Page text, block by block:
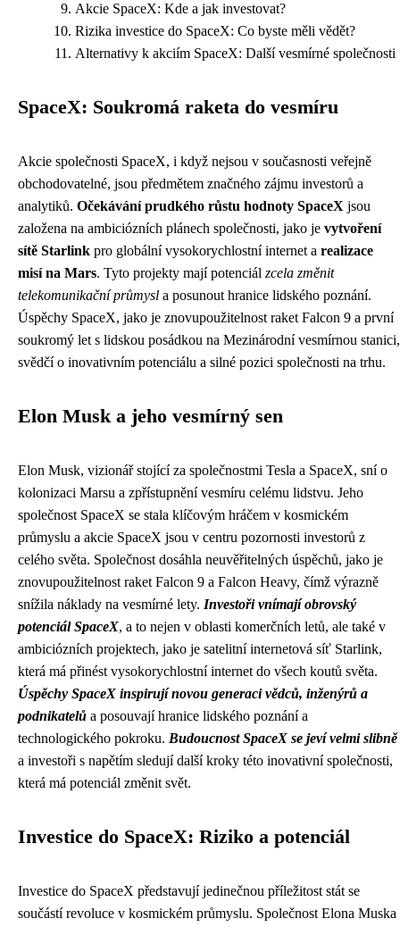
Akcie SpaceX: Kde a jak investovat?
Rizika investice do SpaceX: Co byste měli vědět?
Alternativy k akciím SpaceX: Další vesmírné společnosti
SpaceX: Soukromá raketa do vesmíru
Akcie společnosti SpaceX, i když nejsou v současnosti veřejně
obchodovatelné, jsou předmětem značného zájmu investorů a
analytiků. Očekávání prudkého růstu hodnoty SpaceX jsou
založena na ambiciózních plánech společnosti, jako je vytvoření
sítě Starlink pro globální vysokorychlostní internet a realizace
misí na Mars. Tyto projekty mají potenciál zcela změnit
telekomunikační průmysl a posunout hranice lidského poznání.
Úspěchy SpaceX, jako je znovupoužitelnost raket Falcon 9 a první
soukromý let s lidskou posádkou na Mezinárodní vesmírnou stanici,
svědčí o inovativním potenciálu a silné pozici společnosti na trhu.
Elon Musk a jeho vesmírný sen
Elon Musk, vizionář stojící za společnostmi Tesla a SpaceX, sní o
kolonizaci Marsu a zpřístupnění vesmíru celému lidstvu. Jeho
společnost SpaceX se stala klíčovým hráčem v kosmickém
průmyslu a akcie SpaceX jsou v centru pozornosti investorů z
celého světa. Společnost dosáhla neuvěřitelných úspěchů, jako je
znovupoužitelnost raket Falcon 9 a Falcon Heavy, čímž výrazně
snížila náklady na vesmírné lety. Investoři vnímají obrovský
potenciál SpaceX, a to nejen v oblasti komerčních letů, ale také v
ambiciózních projektech, jako je satelitní internetová síť Starlink,
která má přinést vysokorychlostní internet do všech koutů světa.
Úspěchy SpaceX inspirují novou generaci vědců, inženýrů a
podnikatelů a posouvají hranice lidského poznání a
technologického pokroku. Budoucnost SpaceX se jeví velmi slibně
a investoři s napětím sledují další kroky této inovativní společnosti,
která má potenciál změnit svět.
Investice do SpaceX: Riziko a potenciál
Investice do SpaceX představují jedinečnou příležitost stát se
součástí revoluce v kosmickém průmyslu. Společnost Elona Muska